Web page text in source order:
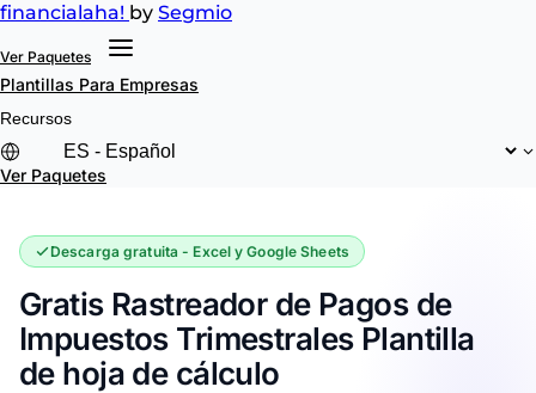
financialaha! by Segmio
Ver Paquetes
Plantillas Para Empresas
Recursos
Ver Paquetes
Descarga gratuita - Excel y Google Sheets
Gratis Rastreador de Pagos de
Impuestos Trimestrales Plantilla
de hoja de cálculo